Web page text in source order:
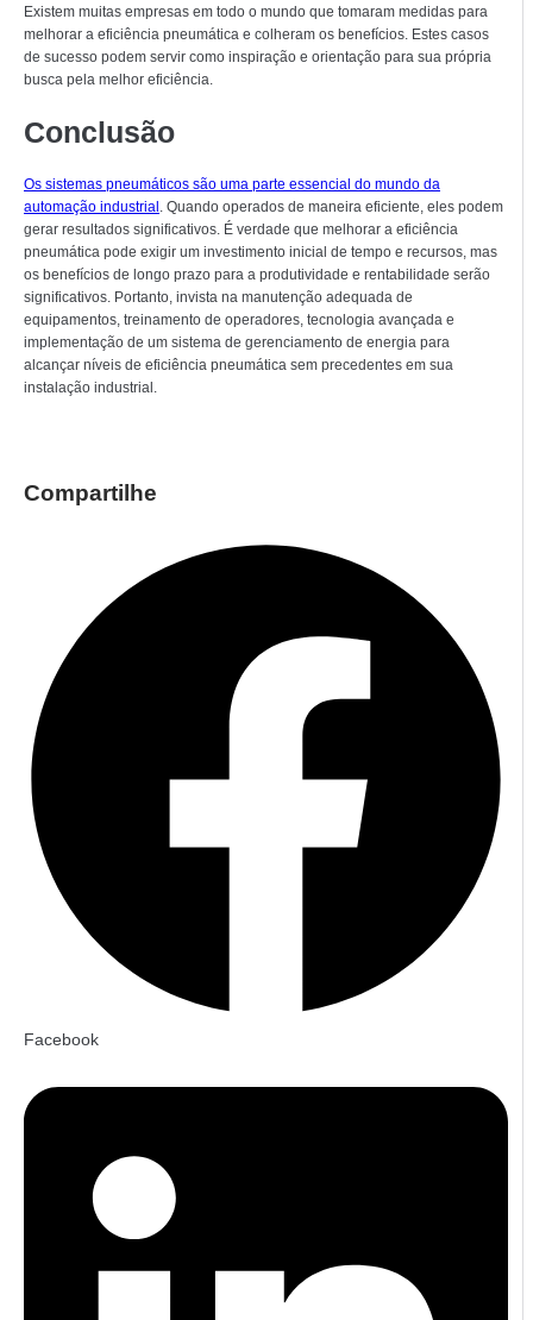
Existem muitas empresas em todo o mundo que tomaram medidas para
melhorar a eficiência pneumática e colheram os benefícios. Estes casos
de sucesso podem servir como inspiração e orientação para sua própria
busca pela melhor eficiência.
Conclusão
Os sistemas pneumáticos são uma parte essencial do mundo da
automação industrial . Quando operados de maneira eficiente, eles podem
gerar resultados significativos. É verdade que melhorar a eficiência
pneumática pode exigir um investimento inicial de tempo e recursos, mas
os benefícios de longo prazo para a produtividade e rentabilidade serão
significativos. Portanto, invista na manutenção adequada de
equipamentos, treinamento de operadores, tecnologia avançada e
implementação de um sistema de gerenciamento de energia para
alcançar níveis de eficiência pneumática sem precedentes em sua
instalação industrial.
Compartilhe
Facebook